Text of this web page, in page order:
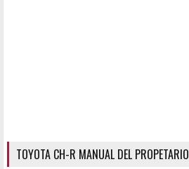
TOYOTA CH-R MANUAL DEL PROPETARIO